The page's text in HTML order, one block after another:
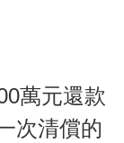
萬元還款
次清償的